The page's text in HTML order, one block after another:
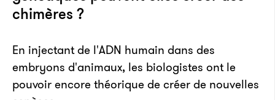
chimères ?
En injectant de l'ADN humain dans des
embryons d'animaux, les biologistes ont le
pouvoir encore théorique de créer de nouvelles